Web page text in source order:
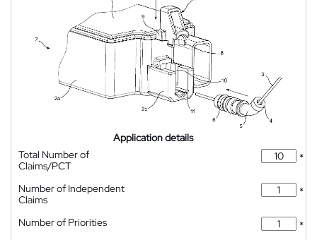
Application details
Total Number of
Claims/PCT
*
Number of Independent
Claims
*
Number of Priorities
*